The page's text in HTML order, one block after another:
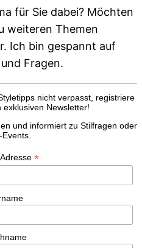
für Sie dabei? Möchten
weiteren Themen
Ich bin gespannt auf
Fragen.
nicht verpasst, registriere
exklusiven Newsletter!
und informiert zu Stilfragen oder
*